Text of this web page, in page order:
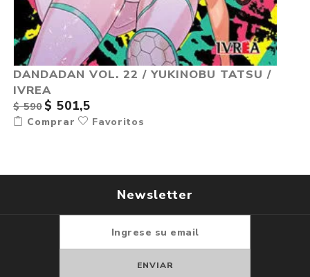
DANDADAN VOL. 22 / YUKINOBU TATSU /
IVREA
$ 590 $ 501,5
Comprar Favoritos
Newsletter